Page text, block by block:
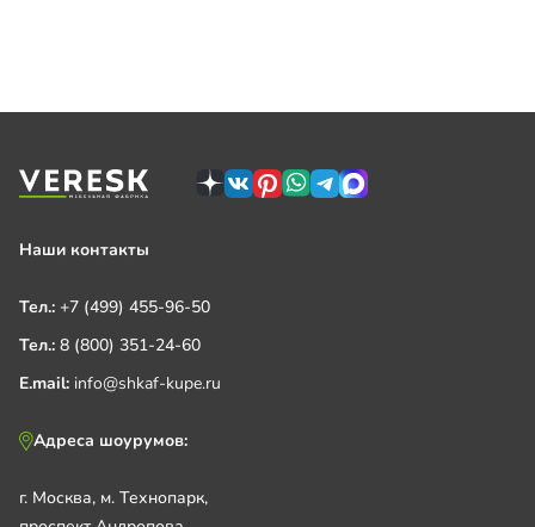
Наши контакты
Тел.: +7 (499) 455-96-50
Тел.: 8 (800) 351-24-60
E.mail: info@shkaf-kupe.ru
Адреса шоурумов:
г. Москва, м. Технопарк,